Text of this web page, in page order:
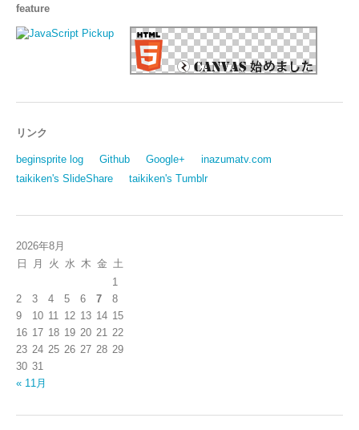
feature
リンク
beginsprite log Github Google+
inazumatv.com
taikiken's SlideShare
taikiken's Tumblr
2026年8月
日
月 火 水 木 金 土
1
2
3 4 5 6 7
8
9
10 11 12 13 14 15
16 17 18 19 20 21 22
23 24 25 26 27 28 29
30 31
« 11月